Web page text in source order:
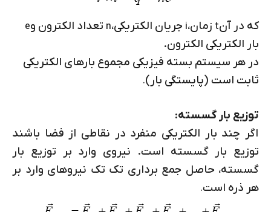
که در آنt زمان،i جریان الکتریکی،n تعداد الکترون وe
بار الکتریکی الکترون.
در هر سیستم بسته فیزیکی مجموع بارهای الکتریکی
ثابت است (پایستگی بار).
توزیع بار گسسته:
اگر چند بار الکتریکی منفرد در نقاطی از فضا باشند
توزیع بار گسسته است. نیروی وارد بر توزیع بار
گسسته، حاصل جمع برداری تک تک نیروهای وارد بر
هر ذره است.